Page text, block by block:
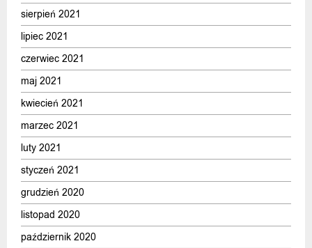
sierpień 2021
lipiec 2021
czerwiec 2021
maj 2021
kwiecień 2021
marzec 2021
luty 2021
styczeń 2021
grudzień 2020
listopad 2020
październik 2020